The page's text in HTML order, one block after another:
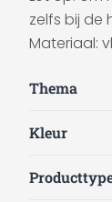
zelfs bij de
Materiaal:
Thema
Kleur